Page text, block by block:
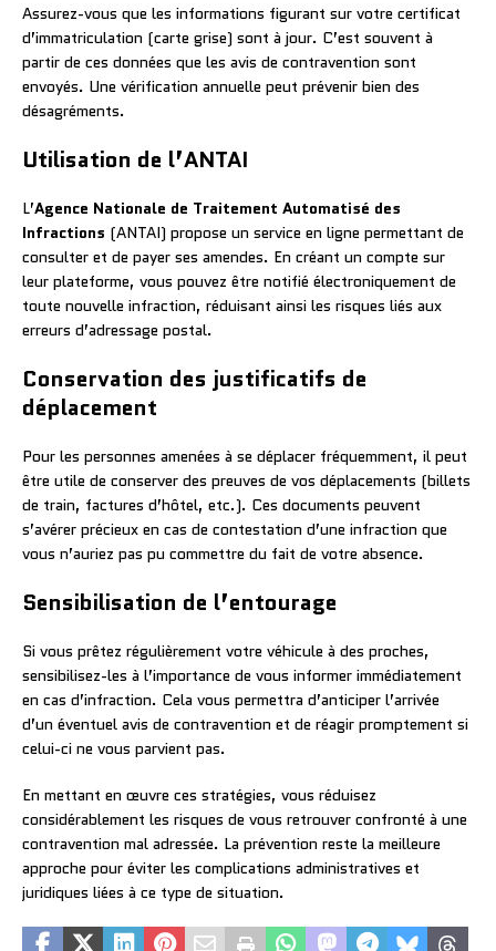
Assurez-vous que les informations figurant sur votre certificat
d’immatriculation (carte grise) sont à jour. C’est souvent à
partir de ces données que les avis de contravention sont
envoyés. Une vérification annuelle peut prévenir bien des
désagréments.
Utilisation de l’ANTAI
L’Agence Nationale de Traitement Automatisé des
Infractions (ANTAI) propose un service en ligne permettant de
consulter et de payer ses amendes. En créant un compte sur
leur plateforme, vous pouvez être notifié électroniquement de
toute nouvelle infraction, réduisant ainsi les risques liés aux
erreurs d’adressage postal.
Conservation des justificatifs de
déplacement
Pour les personnes amenées à se déplacer fréquemment, il peut
être utile de conserver des preuves de vos déplacements (billets
de train, factures d’hôtel, etc.). Ces documents peuvent
s’avérer précieux en cas de contestation d’une infraction que
vous n’auriez pas pu commettre du fait de votre absence.
Sensibilisation de l’entourage
Si vous prêtez régulièrement votre véhicule à des proches,
sensibilisez-les à l’importance de vous informer immédiatement
en cas d’infraction. Cela vous permettra d’anticiper l’arrivée
d’un éventuel avis de contravention et de réagir promptement si
celui-ci ne vous parvient pas.
En mettant en œuvre ces stratégies, vous réduisez
considérablement les risques de vous retrouver confronté à une
contravention mal adressée. La prévention reste la meilleure
approche pour éviter les complications administratives et
juridiques liées à ce type de situation.